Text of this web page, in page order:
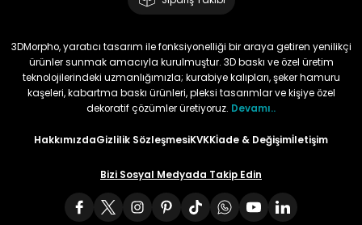
3DMorpho, yaratıcı tasarım ile fonksiyonelliği bir araya getiren yenilikçi
ürünler sunmak amacıyla kurulmuştur. 3D baskı ve özel üretim
teknolojilerindeki uzmanlığımızla; kurabiye kalıpları, şeker hamuru
kaşeleri, kabartma baskı ürünleri, pleksi tasarımlar ve kişiye özel
dekoratif çözümler üretiyoruz. Devamı..
HakkımızdaGizlilik SözleşmesiKVKKİade & Değişimİletişim
Bizi Sosyal Medyada Takip Edin